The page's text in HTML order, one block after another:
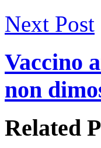
Next Post
Vaccino
non
Related